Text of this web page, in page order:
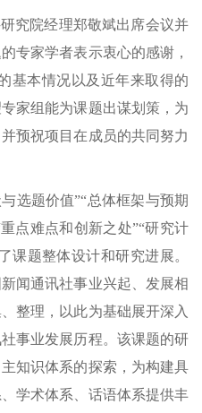
究院经理郑敬斌出席会议并
专家学者表示衷心的感谢，
基本情况以及近年来取得的
家组能为课题出谋划策，为
预祝项目在成员的共同努力
选题价值”“总体框架与预期
点难点和创新之处”“研究计
课题整体设计和研究进展。
闻通讯社事业兴起、发展相
整理，以此为基础展开深入
事业发展历程。该课题的研
知识体系的探索，为构建具
学术体系、话语体系提供丰